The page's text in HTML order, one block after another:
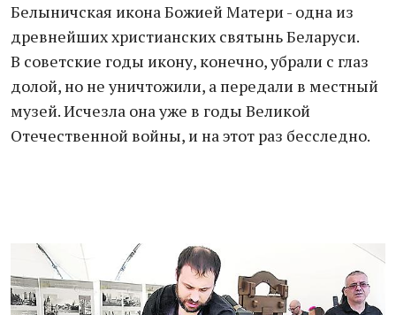
Белыничская икона Божией Матери - одна из
древнейших христианских святынь Беларуси.
В советские годы икону, конечно, убрали с глаз
долой, но не уничтожили, а передали в местный
музей. Исчезла она уже в годы Великой
Отечественной войны, и на этот раз бесследно.